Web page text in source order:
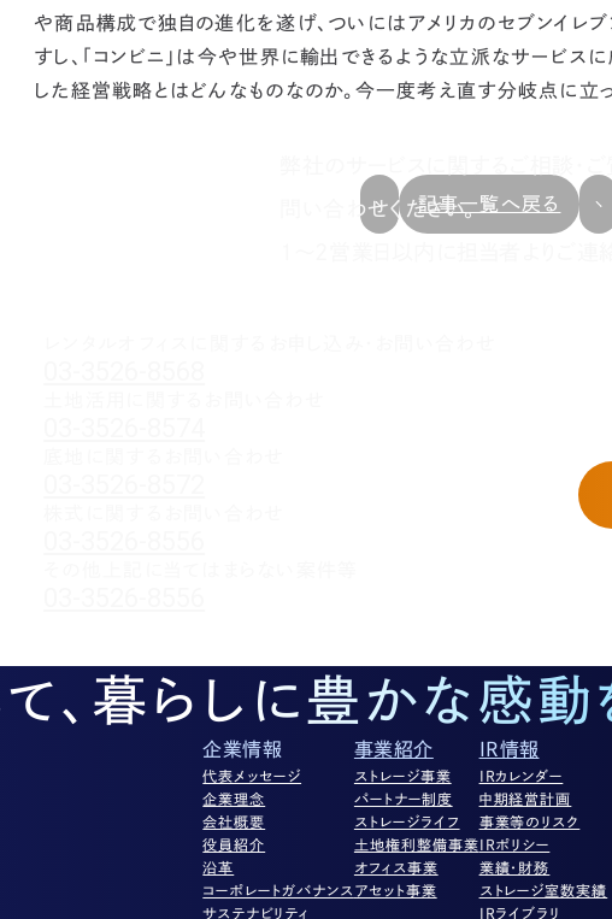
や商品構成で独自の進化を遂げ、ついにはアメリカのセブンイレ
すし、「コンビニ」は今や世界に輸出できるような立派なサービスに
した経営戦略とはどんなものなのか。今一度考え直す分岐点に立っ
記事一覧へ戻る
問い合わせください。
、暮らしに豊かな感動
企業情報
代表メッセージ
企業理念
会社概要
役員紹介
沿革
コーポレートガバナンス
サステナビリティ
事業紹介
ストレージ事業
パートナー制度
ストレージライフ
土地権利整備事業
オフィス事業
アセット事業
IR情報
IRカレンダー
中期経営計画
事業等のリスク
IRポリシー
業績・財務
ストレージ室数実績
IRライブラリ